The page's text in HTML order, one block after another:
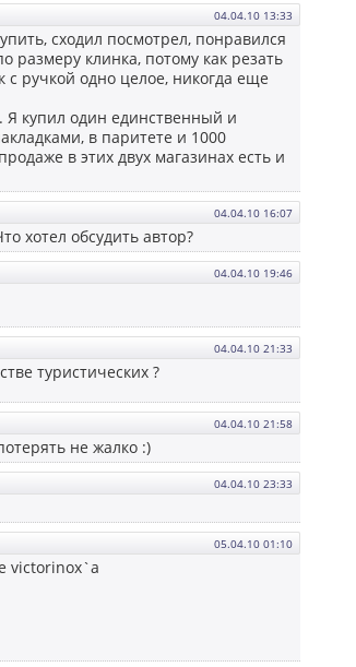
04.04.10 13:33
сходил посмотрел, понравился
размеру клинка, потому как резать
ручкой одно целое, никогда еще
Я купил один единственный и
в паритете и 1000
в этих двух магазинах есть и
04.04.10 16:07
хотел обсудить автор?
04.04.10 19:46
04.04.10 21:33
туристических ?
04.04.10 21:58
не жалко :)
04.04.10 23:33
05.04.10 01:10
victorinox`a